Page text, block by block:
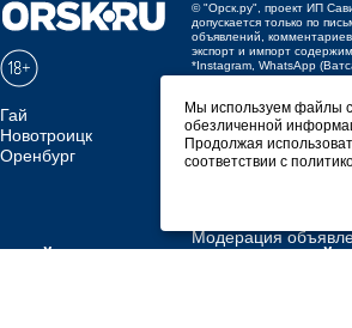
Гай
Новотроицк
Оренбург
©"Орск.ру" , проект ИП
допускается только по
объявлений,
экспорт и импорт
*Instagram, WhatsApp
Мобильная версия
СКАЧАТЬ РИНГТОН
Модерация
Мы используем файлы
обезличенной
Продолжая
соответствии с